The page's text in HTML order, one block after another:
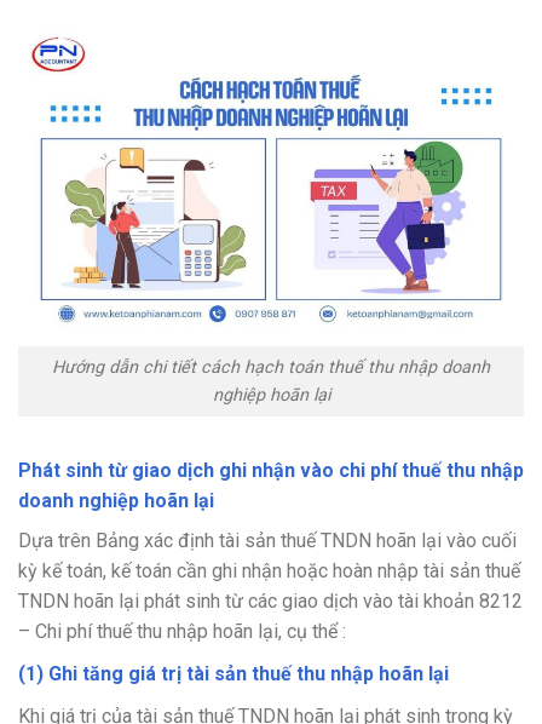
Hướng dẫn chi tiết cách hạch toán thuế thu nhập doanh
nghiệp hoãn lại
Phát sinh từ giao dịch ghi nhận vào chi phí thuế thu nhập
doanh nghiệp hoãn lại
Dựa trên Bảng xác định tài sản thuế TNDN hoãn lại vào cuối
kỳ kế toán, kế toán cần ghi nhận hoặc hoàn nhập tài sản thuế
TNDN hoãn lại phát sinh từ các giao dịch vào tài khoản 8212
– Chi phí thuế thu nhập hoãn lại, cụ thể :
(1) Ghi tăng giá trị tài sản thuế thu nhập hoãn lại
Khi giá trị của tài sản thuế TNDN hoãn lại phát sinh trong kỳ